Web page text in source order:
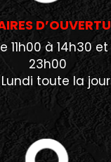
11h00 à 14h30
23h00
toute la